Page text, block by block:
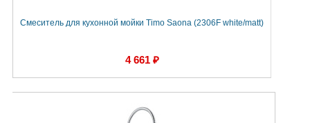
Смеситель для кухонной мойки Timo Saona (2306F white/matt)
4 661 ₽